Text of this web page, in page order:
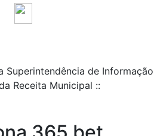
Superintendência de Informação
Receita Municipal ::